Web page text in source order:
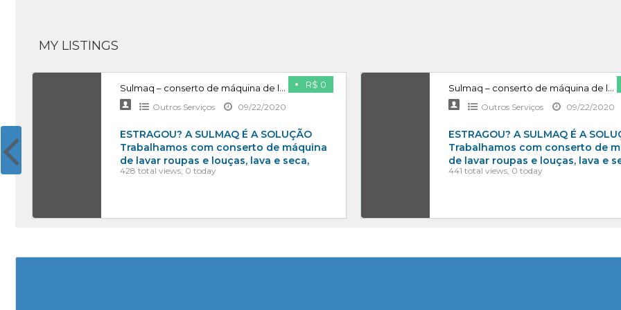
MY LISTINGS
R$ 0
Sulmaq – conserto de máquina de lavar roupas, lava e seca e geladeira – Setor Sudoeste/Cruzeiro/Área Octogonal/Guará 3081-7342
Outros Serviços 09/22/2020
ESTRAGOU? A SULMAQ É A SOLUÇÃO
Trabalhamos com conserto de máquina
de lavar roupas e louças, lava e seca,
secadora,[…]
428 total views, 0 today
Sulmaq – conserto de máquina de lavar roupas, lava e seca e geladeira – Sobradinho/Asa Norte/Lago Norte 3081-7342
Outros Serviços 09/22/2020
ESTRAGOU? A SULMAQ É A
Trabalhamos com conserto de
de lavar roupas e louças, lava e
secadora,[…]
441 total views, 0 today